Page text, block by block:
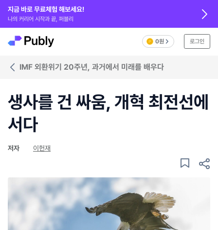
지금 바로 무료체험 해보세요!
나의 커리어 시작과 끝, 퍼블리
0원 로그인
IMF 외환위기 20주년, 과거에서 미래를 배우다
생사를 건 싸움, 개혁 최전선에
서다
저자 이헌재